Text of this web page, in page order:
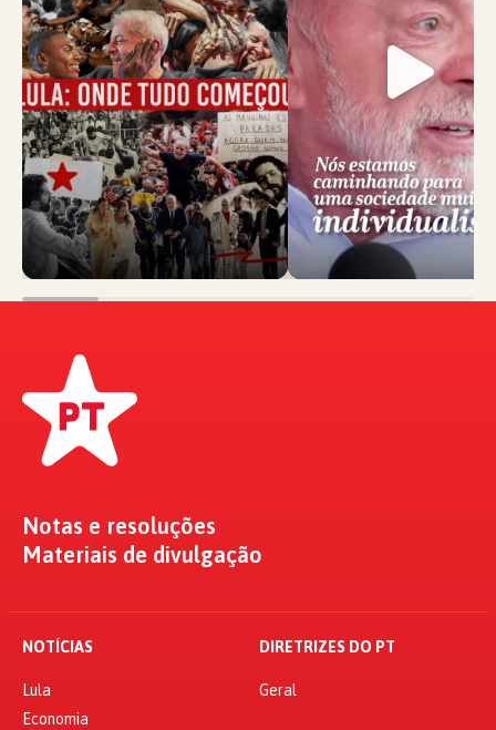
Notas e resoluções
Materiais de divulgação
NOTÍCIAS
Lula
Economia
DIRETRIZES DO PT
Geral